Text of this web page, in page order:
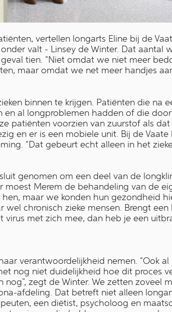
vertellen longarts Eline bij de
valt - Linsey de Winter. Dat aantal
tien. “Niet omdat we niet meer
maar omdat we net meer handjes
binnen te krijgen. Patiënten die na
en al longproblemen hadden of die
patiënten voorzien van zuurstof als
en er is een mobiele unit. Bij de
“Dat gebeurt echt alleen in het
genomen om een deel van de
moest Merem de behandeling van de
maar we konden hun gezondheid
chronisch zieke mensen. Brengt een
met zich mee, dan heb je een
verantwoordelijkheid nemen. “Ook
nog niet duidelijkheid hoe dit proces
nog”, zegt de Winter. We zetten zoveel
afdeling. Dat betreft niet alleen
een diëtist, psycholoog en